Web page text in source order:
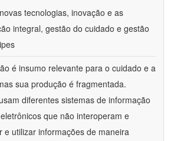
novas tecnologias, inovação e as
integral, gestão do cuidado e gestão
é insumo relevante para o cuidado e a
sua produção é fragmentada.
diferentes sistemas de informação
que não interoperam e
e utilizar informações de maneira